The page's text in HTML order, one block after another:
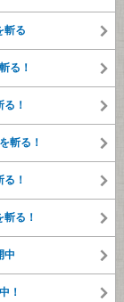
斬る
る！
！
斬る！
！
る！
中
！